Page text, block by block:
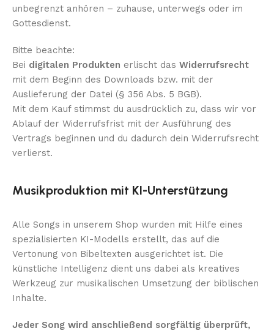
unbegrenzt anhören – zuhause, unterwegs oder im
Gottesdienst.
Bitte beachte:
Bei digitalen Produkten erlischt das Widerrufsrecht
mit dem Beginn des Downloads bzw. mit der
Auslieferung der Datei (§ 356 Abs. 5 BGB).
Mit dem Kauf stimmst du ausdrücklich zu, dass wir vor
Ablauf der Widerrufsfrist mit der Ausführung des
Vertrags beginnen und du dadurch dein Widerrufsrecht
verlierst.
Musikproduktion mit KI-Unterstützung
Alle Songs in unserem Shop wurden mit Hilfe eines
spezialisierten KI-Modells erstellt, das auf die
Vertonung von Bibeltexten ausgerichtet ist. Die
künstliche Intelligenz dient uns dabei als kreatives
Werkzeug zur musikalischen Umsetzung der biblischen
Inhalte.
Jeder Song wird anschließend sorgfältig überprüft,